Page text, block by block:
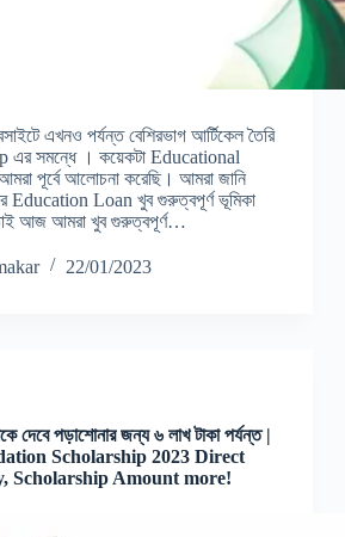
এখনও পর্যন্ত বেশিরভাগ আর্টিকেল তৈরি
এর সমন্ধে । কয়েকটা Educational
পূর্বে আলোচনা করেছি। আমরা জানি
Education Loan খুব গুরুত্বপূর্ণ ভূমিকা
আজ আমরা খুব গুরুত্বপূর্ণ…
22/01/2023
দেবে পড়াশোনার জন্য ৬ লাখ টাকা পর্যন্ত |
Scholarship 2023 Direct
Scholarship Amount more!